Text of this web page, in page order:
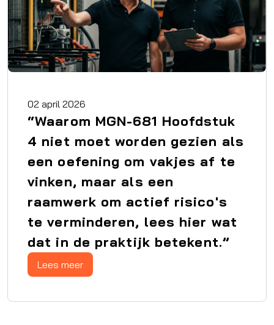
02 april 2026
“Waarom MGN-681 Hoofdstuk
4 niet moet worden gezien als
een oefening om vakjes af te
vinken, maar als een
raamwerk om actief risico's
te verminderen, lees hier wat
dat in de praktijk betekent.”
Lees meer